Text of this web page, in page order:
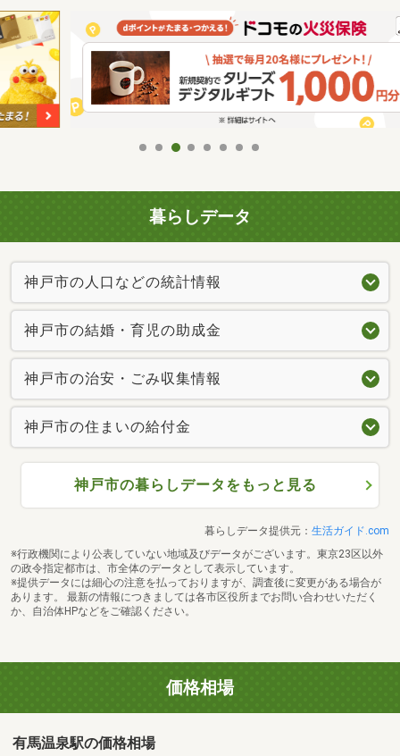
暮らしデータ
神戸市の人口などの統計情報
神戸市の結婚・育児の助成金
神戸市の治安・ごみ収集情報
神戸市の住まいの給付金
神戸市の暮らしデータをもっと見る
暮らしデータ提供元： 生活ガイド.com
※行政機関により公表していない地域及びデータがございます。東京23区以外
の政令指定都市は、市全体のデータとして表示しています。
※提供データには細心の注意を払っておりますが、調査後に変更がある場合が
あります。 最新の情報につきましては各市区役所までお問い合わせいただく
か、自治体HPなどをご確認ください。
価格相場
有馬温泉駅の価格相場